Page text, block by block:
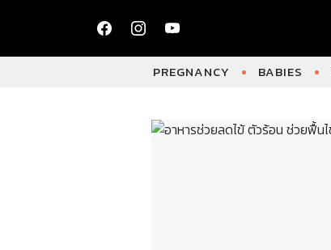
PREGNANCY BABIES